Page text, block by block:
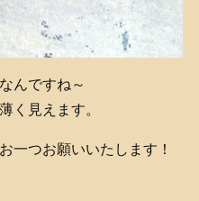
んですね～
く見えます。
一つお願いいたします！